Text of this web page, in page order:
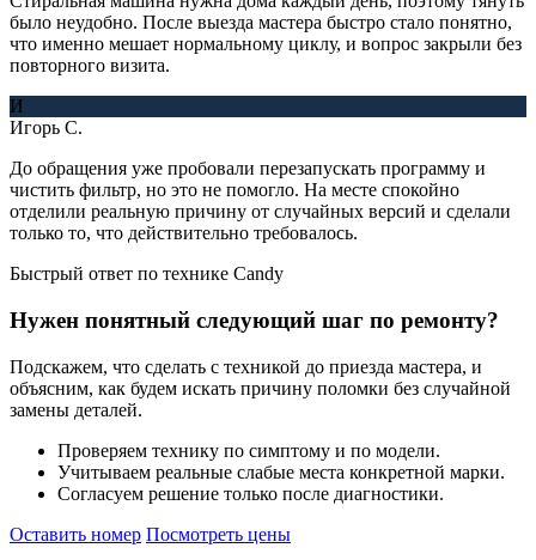
было неудобно. После выезда мастера быстро стало понятно,
что именно мешает нормальному циклу, и вопрос закрыли без
повторного визита.
И
Игорь С.
До обращения уже пробовали перезапускать программу и
чистить фильтр, но это не помогло. На месте спокойно
отделили реальную причину от случайных версий и сделали
только то, что действительно требовалось.
Быстрый ответ по технике Candy
Нужен понятный следующий шаг по ремонту?
Подскажем, что сделать с техникой до приезда мастера, и
объясним, как будем искать причину поломки без случайной
замены деталей.
Проверяем технику по симптому и по модели.
Учитываем реальные слабые места конкретной марки.
Согласуем решение только после диагностики.
Оставить номер Посмотреть цены